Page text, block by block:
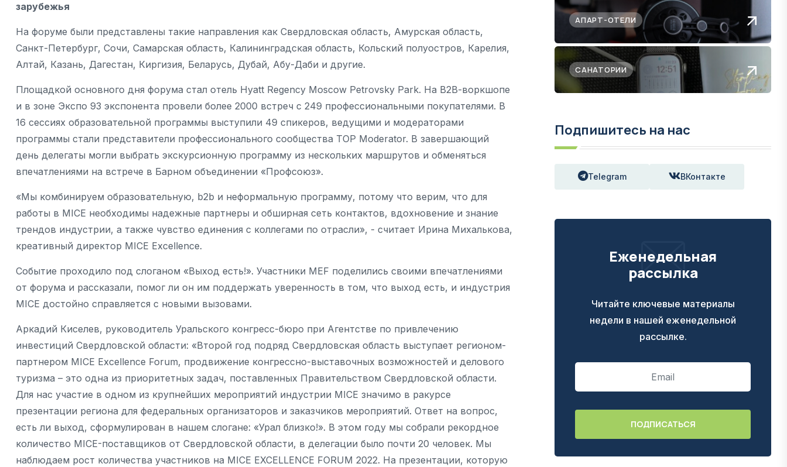
зарубежья
На форуме были представлены такие направления как Свердловская область, Амурская область,
Санкт-Петербург, Сочи, Самарская область, Калининградская область, Кольский полуостров, Карелия,
Алтай, Казань, Дагестан, Киргизия, Беларусь, Дубай, Абу-Даби и другие.
Площадкой основного дня форума стал отель Hyatt Regency Moscow Petrovsky Park. На В2В-воркшопе
и в зоне Экспо 93 экспонента провели более 2000 встреч с 249 профессиональными покупателями. В
16 сессиях образовательной программы выступили 49 спикеров, ведущими и модераторами
программы стали представители профессионального сообщества TOP Moderator. В завершающий
день делегаты могли выбрать экскурсионную программу из нескольких маршрутов и обменяться
впечатлениями на встрече в Барном объединении «Профсоюз».
«Мы комбинируем образовательную, b2b и неформальную программу, потому что верим, что для
работы в MICE необходимы надежные партнеры и обширная сеть контактов, вдохновение и знание
трендов индустрии, а также чувство единения с коллегами по отрасли», - считает Ирина Михалькова,
креативный директор MICE Excellence.
Событие проходило под слоганом «Выход есть!». Участники MEF поделились своими впечатлениями
от форума и рассказали, помог ли он им поддержать уверенность в том, что выход есть, и индустрия
MICE достойно справляется с новыми вызовами.
Аркадий Киселев, руководитель Уральского конгресс-бюро при Агентстве по привлечению
инвестиций Свердловской области: «Второй год подряд Свердловская область выступает регионом-
партнером MICE Excellence Forum, продвижение конгрессно-выставочных возможностей и делового
туризма – это одна из приоритетных задач, поставленных Правительством Свердловской области.
Для нас участие в одном из крупнейших мероприятий индустрии MICE значимо в ракурсе
презентации региона для федеральных организаторов и заказчиков мероприятий. Ответ на вопрос,
есть ли выход, сформулирован в нашем слогане: «Урал близко!». В этом году мы собрали рекордное
количество MICE-поставщиков от Свердловской области, в делегации было почти 20 человек. Мы
наблюдаем рост количества участников на MICE EXCELLENCE FORUM 2022. На презентации, которую
АПАРТ-ОТЕЛИ
САНАТОРИИ
Подпишитесь на нас
Telegram ВКонтакте
Еженедельная
рассылка
Читайте ключевые материалы
недели в нашей еженедельной
рассылке.